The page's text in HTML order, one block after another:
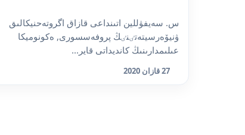
س. سەيفۋللين اتىنداعى قازاق اگروتەحنيكالىق
ۋنيۆەرسيتەتٸنٸڭ پروفەسسورى, ەكونوميكا
عىلىمدارىنىڭ كانديداتى قاير...
27 قازان 2020